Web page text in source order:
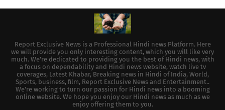
Report Exclusive News is a Professional Hindi news Platform. Here
we will provide you only interesting content, which you will like very
much. We're dedicated to providing you the best of Hindi news, with
a focus on dependability and Hindi news website, watch live tv
coverages, Latest Khabar, Breaking news in Hindi of India, World,
Sports, business, film, Report Exclusive News and Entertainment..
We're working to turn our passion for Hindi news into a booming
online website. We hope you enjoy our Hindi news as much as we
enjoy offering them to you.